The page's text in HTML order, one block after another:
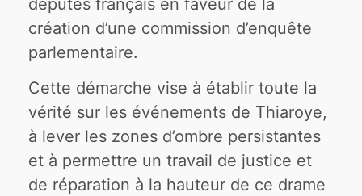
députés français en faveur de la
création d’une commission d’enquête
parlementaire.
Cette démarche vise à établir toute la
vérité sur les événements de Thiaroye,
à lever les zones d’ombre persistantes
et à permettre un travail de justice et
de réparation à la hauteur de ce drame